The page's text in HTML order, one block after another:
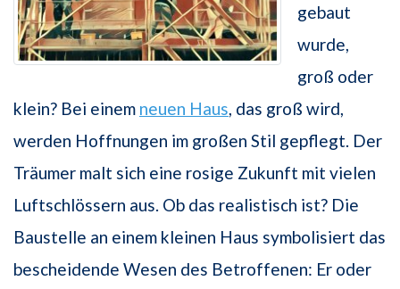
gebaut
wurde,
groß oder
klein? Bei einem neuen Haus , das groß wird,
werden Hoffnungen im großen Stil gepflegt. Der
Träumer malt sich eine rosige Zukunft mit vielen
Luftschlössern aus. Ob das realistisch ist? Die
Baustelle an einem kleinen Haus symbolisiert das
bescheidende Wesen des Betroffenen: Er oder